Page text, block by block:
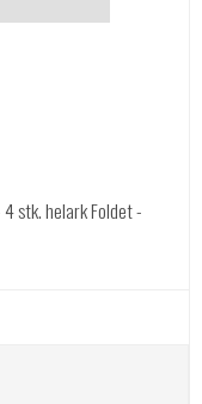
4 stk. helark Foldet -